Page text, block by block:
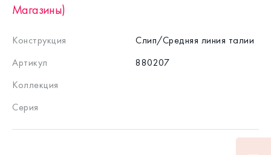
Магазины)
Конструкция
Слип/Средняя линия талии
Артикул
880207
Коллекция
Серия